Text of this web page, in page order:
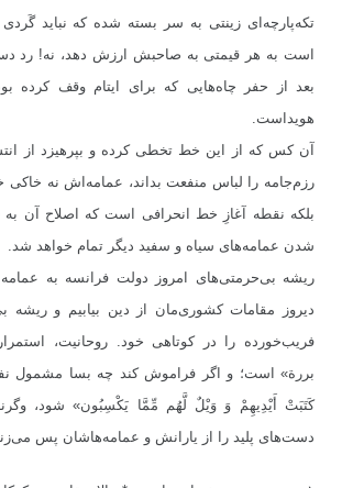
تکه‌پارچه‌ای زینتی به سر بسته شده که نباید گَردی
است به هر قیمتی به صاحبش ارزش دهد، نه! رد
بعد از حفر چاه‌هایی که برای ایتام وقف کرده
هویداست.
آن کس که از این خط تخطی کرده و بپرهیزد از
رزم‌جامه را لباس منفعت بداند، عمامه‌اش نه
بلکه نقطه آغازِ خط انحرافی است که اصلاح آن
شدن عمامه‌های سیاه و سفید دیگر تمام خواهد شد.
ریشه بی‌حرمتی‌های امروز دولت فرانسه به
دیروز مقامات کشوری‌مان از دین بیابیم و ریشه
فریب‌خورده را در کوتاهی خود. روحانیت،
بررة» است؛ و اگر فراموش کند چه بسا مشمول
كَتَبَتْ أَيْدِيهِمْ وَ وَيْلٌ لَّهُم مِّمَّا يَكْسِبُون‏» شود،
دست‌های پلید را از یارانش و عمامه‌هاشان پس